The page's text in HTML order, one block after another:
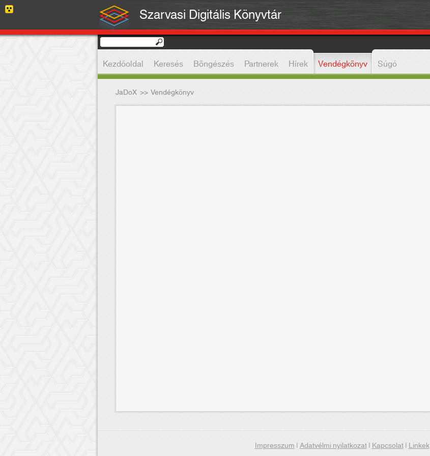
Szarvasi Digitális Könyvtár
Kezdőoldal Keresés Böngészés Partnerek Hírek Vendégkönyv Súgó
JaDoX >>Vendégkönyv
Impresszum|Adatvélmi nyilatkozat|Kapcsolat|Linkek